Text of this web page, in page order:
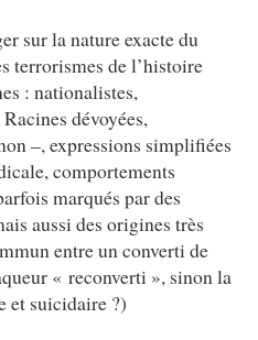
sur la nature exacte du
terrorismes de l’histoire
: nationalistes,
dévoyées,
–, expressions simplifiées
comportements
marqués par des
aussi des origines très
entre un converti de
« reconverti », sinon la
et suicidaire ?)